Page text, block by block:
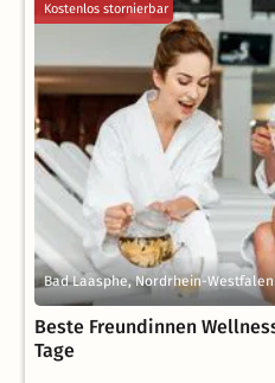
Kostenlos stornierbar
Bad Laasphe, Nordrhein-Westfalen
Beste Freundinnen
Tage